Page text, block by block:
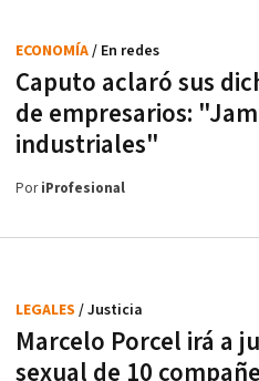
Caputo aclaró sus
de empresarios:
industriales"
ECONOMÍA/ En redes
PoriProfesional
Marcelo Porcel irá a
sexual de 10
LEGALES / Justicia